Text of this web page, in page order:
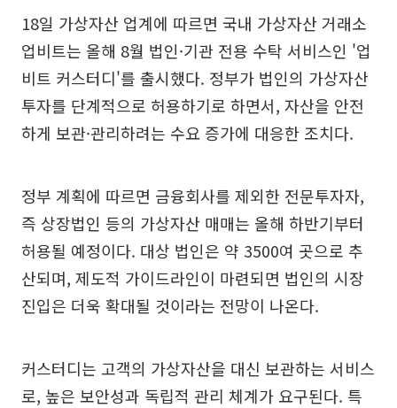
18일 가상자산 업계에 따르면 국내 가상자산 거래소
업비트는 올해 8월 법인·기관 전용 수탁 서비스인 '업
비트 커스터디'를 출시했다. 정부가 법인의 가상자산
투자를 단계적으로 허용하기로 하면서, 자산을 안전
하게 보관·관리하려는 수요 증가에 대응한 조치다.
정부 계획에 따르면 금융회사를 제외한 전문투자자,
즉 상장법인 등의 가상자산 매매는 올해 하반기부터
허용될 예정이다. 대상 법인은 약 3500여 곳으로 추
산되며, 제도적 가이드라인이 마련되면 법인의 시장
진입은 더욱 확대될 것이라는 전망이 나온다.
커스터디는 고객의 가상자산을 대신 보관하는 서비스
로, 높은 보안성과 독립적 관리 체계가 요구된다. 특